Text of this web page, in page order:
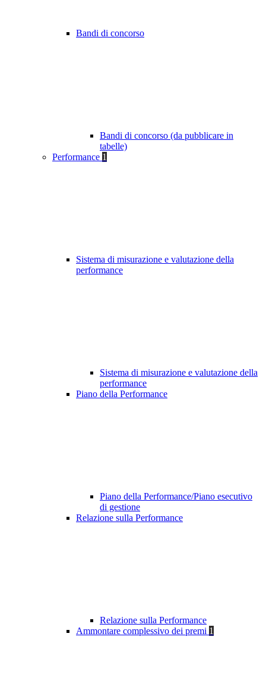
Bandi di concorso
Bandi di concorso (da pubblicare in
tabelle)
Performance 1
Sistema di misurazione e valutazione della
performance
Sistema di misurazione e valutazione della
performance
Piano della Performance
Piano della Performance/Piano esecutivo
di gestione
Relazione sulla Performance
Relazione sulla Performance
Ammontare complessivo dei premi 1